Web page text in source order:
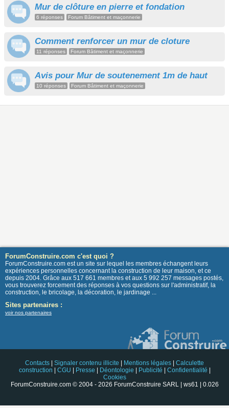
Mur de clôture en pierre et fondation
6 réponses Forum Bâtiment et maçonnerie
Comment renforcer un mur de cloture
11 réponses Forum Bâtiment et maçonnerie
Avis pour Mur de soutenement 1m de haut
10 réponses Forum Bâtiment et maçonnerie
ForumConstruire.com c'est quoi ?
ForumConstruire.com est un site sur lequel les membres échangent leurs
expériences personnelles concernant la construction de leur maison, et ce
depuis 2004. Grâce aux 517 661 membres et aux 5 992 257 messages postés,
vous trouverez forcement des réponses à vos questions sur l'administratif, la
construction, le bricolage, la décoration, le jardinage ...
Sites partenaires :
voir nos partenaires
Contacts Signaler contenu illicite Mentions légales
Calculette
construction
CGU Presse Déontologie Publicité Confidentialité
Cookies
ForumConstruire.com © 2004 - 2026 ForumConstruire SARL | ws61 | 0.026